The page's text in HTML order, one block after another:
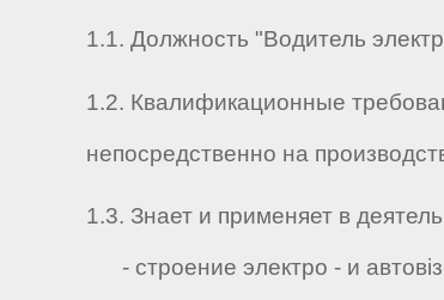
1.1. Должность "Водитель
1.2. Квалификационные
непосредственно на
1.3. Знает и применяет в
- строение электро - и